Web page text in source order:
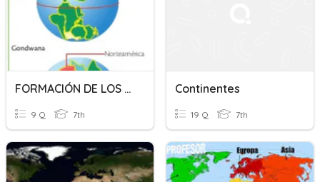
FORMACIÓN DE LOS CONTINENTES
9 Q 7th
Continentes
19 Q 7th